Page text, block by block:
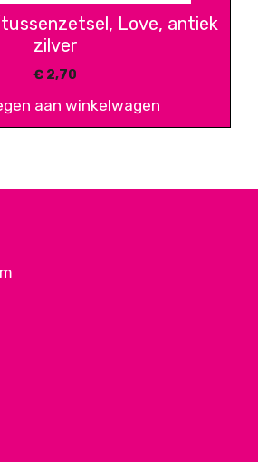
Love, antiek
zilver
€ 2,70
aan winkelwagen